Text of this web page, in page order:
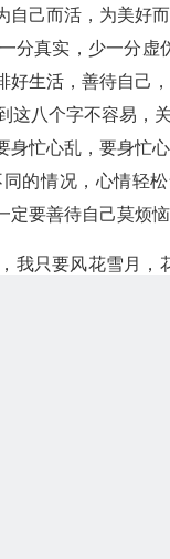
己而活，为美好
分真实，少一分
生活，善待自己
八个字不容易，
忙心乱，要身忙心
的情况，心情轻
要善待自己莫烦恼
我只要风花雪月